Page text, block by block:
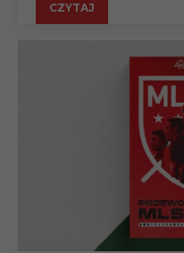
CZYTAJ